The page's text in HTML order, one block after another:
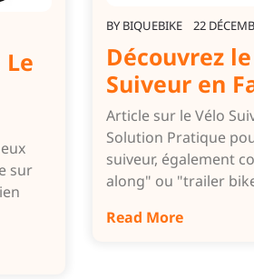
sur
BY BIQUEBIKE 22
Découvrez
Suiveur en
Article sur le Vélo
Solution Pratique
suiveur, également
along" ou "trailer
Read More